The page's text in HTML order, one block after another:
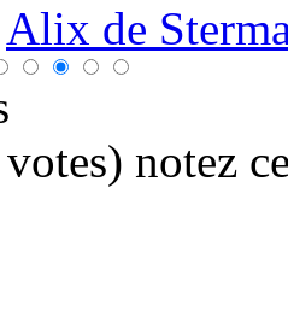
Alix de
notez